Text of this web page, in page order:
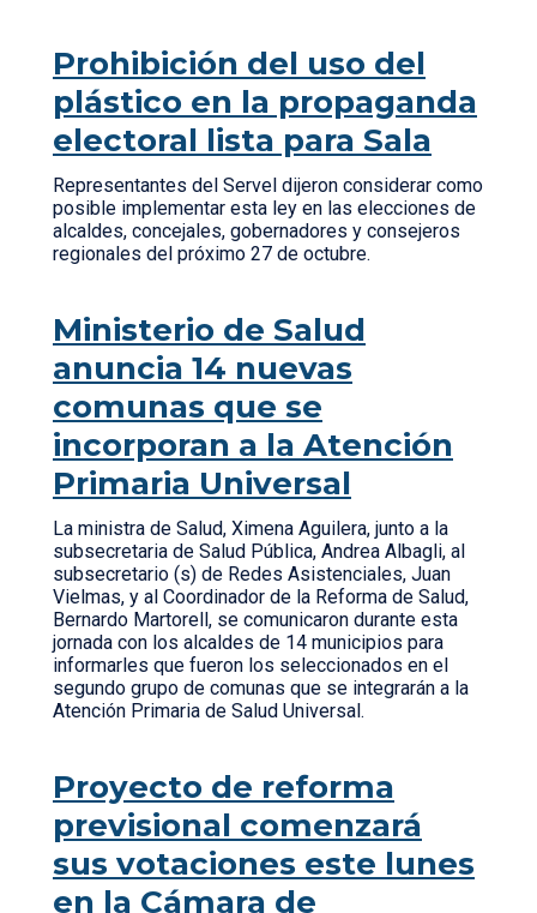
Prohibición del uso del
plástico en la propaganda
electoral lista para Sala
Representantes del Servel dijeron considerar como
posible implementar esta ley en las elecciones de
alcaldes, concejales, gobernadores y consejeros
regionales del próximo 27 de octubre.
Ministerio de Salud
anuncia 14 nuevas
comunas que se
incorporan a la Atención
Primaria Universal
La ministra de Salud, Ximena Aguilera, junto a la
subsecretaria de Salud Pública, Andrea Albagli, al
subsecretario (s) de Redes Asistenciales, Juan
Vielmas, y al Coordinador de la Reforma de Salud,
Bernardo Martorell, se comunicaron durante esta
jornada con los alcaldes de 14 municipios para
informarles que fueron los seleccionados en el
segundo grupo de comunas que se integrarán a la
Atención Primaria de Salud Universal.
Proyecto de reforma
previsional comenzará
sus votaciones este lunes
en la Cámara de